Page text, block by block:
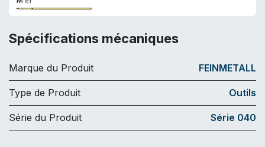
Spécifications mécaniques
Marque du Produit FEINMETALL
Type de Produit Outils
Série du Produit Série 040